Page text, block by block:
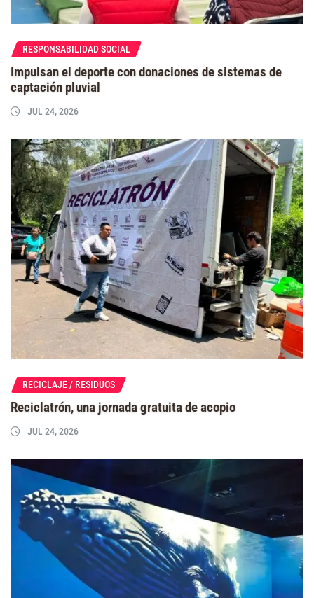
RESPONSABILIDAD SOCIAL
Impulsan el deporte con donaciones de sistemas de
captación pluvial
JUL 24, 2026
RECICLAJE / RESIDUOS
Reciclatrón, una jornada gratuita de acopio
JUL 24, 2026